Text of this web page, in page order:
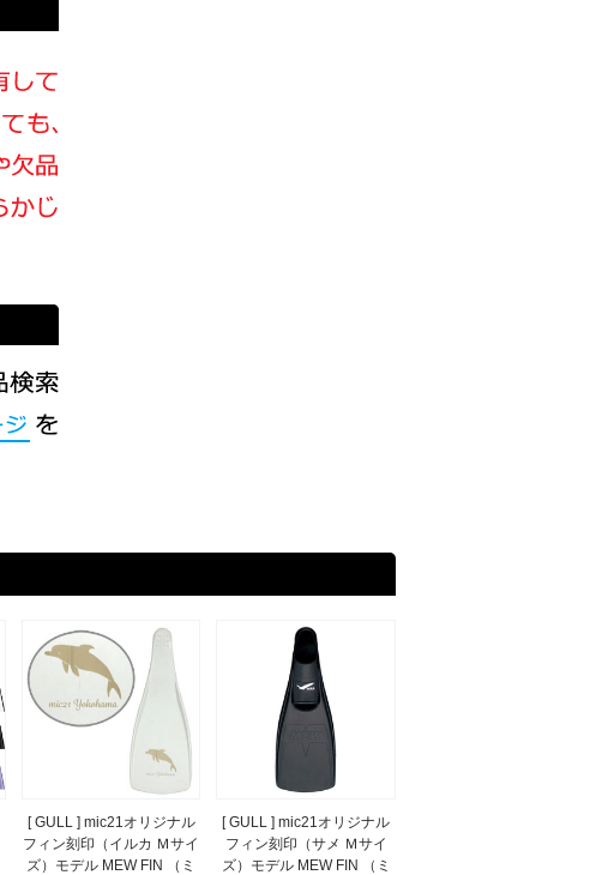
[ GULL ] mic21オリジナル
フィン刻印（イルカ Ｍサイ
ズ）モデル MEW FIN （ミ
[ GULL ] mic21オリジナル
フィン刻印（サメ Ｍサイ
ズ）モデル MEW FIN （ミ